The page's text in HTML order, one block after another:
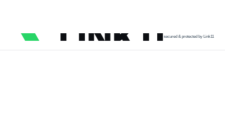
secured & protected by Link11